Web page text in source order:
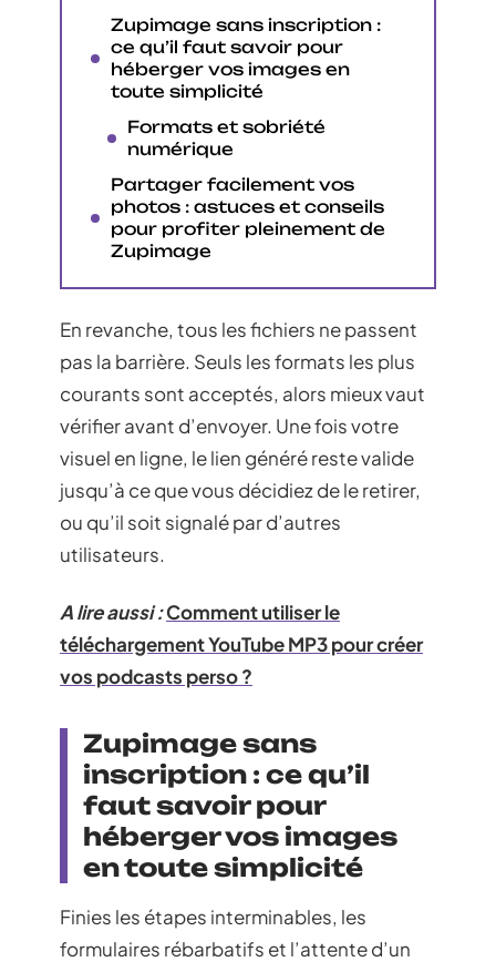
Zupimage sans inscription :
ce qu’il faut savoir pour
héberger vos images en
toute simplicité
Formats et sobriété
numérique
Partager facilement vos
photos : astuces et conseils
pour profiter pleinement de
Zupimage
En revanche, tous les fichiers ne passent
pas la barrière. Seuls les formats les plus
courants sont acceptés, alors mieux vaut
vérifier avant d’envoyer. Une fois votre
visuel en ligne, le lien généré reste valide
jusqu’à ce que vous décidiez de le retirer,
ou qu’il soit signalé par d’autres
utilisateurs.
A lire aussi :Comment utiliser le
téléchargement YouTube MP3 pour créer
vos podcasts perso ?
Zupimage sans
inscription : ce qu’il
faut savoir pour
héberger vos images
en toute simplicité
Finies les étapes interminables, les
formulaires rébarbatifs et l’attente d’un